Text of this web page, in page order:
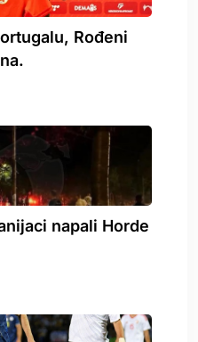
Rođeni
napali Horde